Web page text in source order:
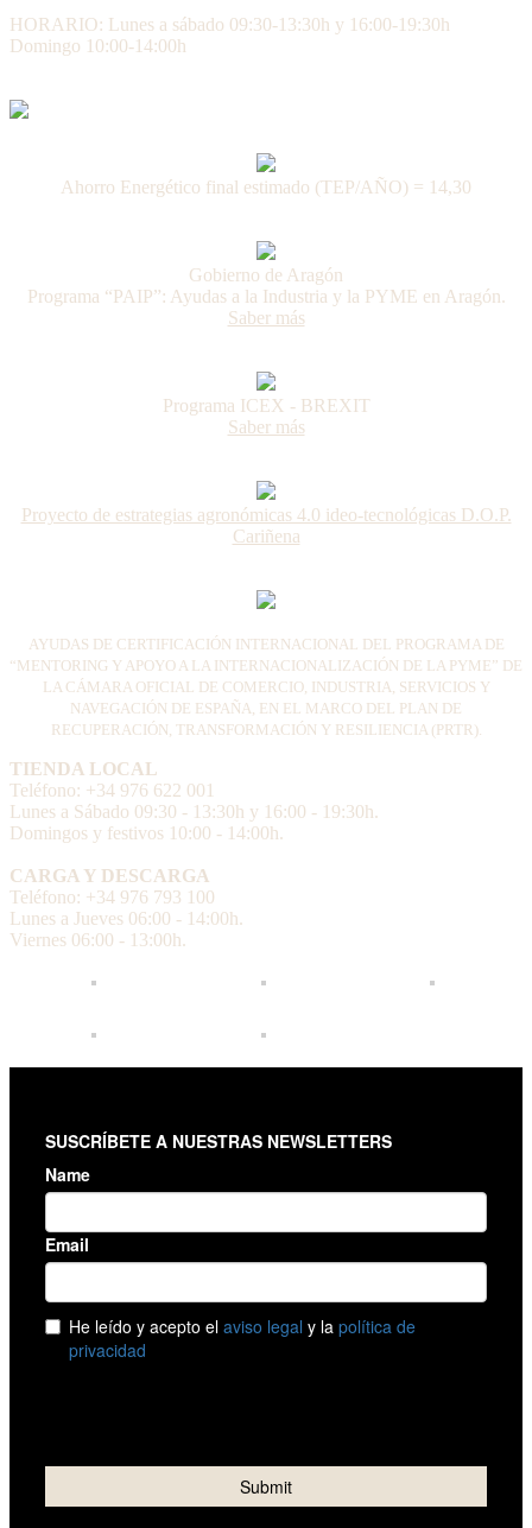
HORARIO: Lunes a sábado 09:30-13:30h y 16:00-19:30h
Domingo 10:00-14:00h
Ahorro Energético final estimado (TEP/AÑO) = 14,30
Gobierno de Aragón
Programa “PAIP”: Ayudas a la Industria y la PYME en Aragón.
Saber más
Programa ICEX - BREXIT
Saber más
Proyecto de estrategias agronómicas 4.0 ideo-tecnológicas D.O.P.
Cariñena
AYUDAS DE CERTIFICACIÓN INTERNACIONAL DEL PROGRAMA DE
“MENTORING Y APOYO A LA INTERNACIONALIZACIÓN DE LA PYME” DE
LA CÁMARA OFICIAL DE COMERCIO, INDUSTRIA, SERVICIOS Y
NAVEGACIÓN DE ESPAÑA, EN EL MARCO DEL PLAN DE
RECUPERACIÓN, TRANSFORMACIÓN Y RESILIENCIA (PRTR).
TIENDA LOCAL
Teléfono: +34 976 622 001
Lunes a Sábado 09:30 - 13:30h y 16:00 - 19:30h.
Domingos y festivos 10:00 - 14:00h.
CARGA Y DESCARGA
Teléfono: +34 976 793 100
Lunes a Jueves 06:00 - 14:00h.
Viernes 06:00 - 13:00h.